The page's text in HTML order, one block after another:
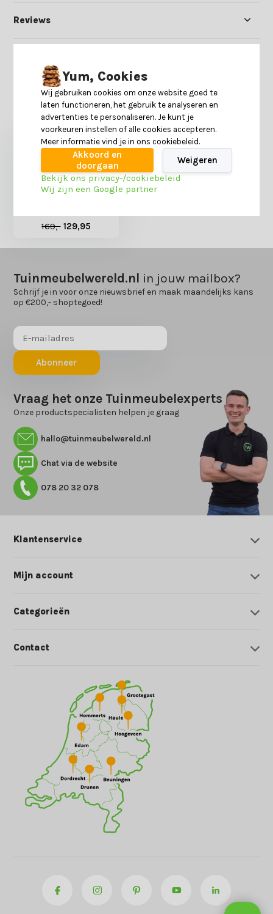
Reviews
Heb je nog interesse in deze recent bekeken
producten?
Loungesethoes platform
169,- 129,95
Tuinmeubelwereld.nl in jouw mailbox?
Schrijf je in voor onze nieuwsbrief en maak maandelijks kans
op €200,- shoptegoed!
Abonneer
Vraag het onze Tuinmeubelexperts
Onze productspecialisten helpen je graag
hallo@tuinmeubelwereld.nl
Chat via de website
078 20 32 078
Klantenservice
Mijn account
Categorieën
Contact
Yum, Cookies
Wij gebruiken cookies om onze website goed te
laten functioneren, het gebruik te analyseren en
advertenties te personaliseren. Je kunt je
voorkeuren instellen of alle cookies accepteren.
Meer informatie vind je in ons cookiebeleid.
Akkoord en
doorgaan
Weigeren
Bekijk ons privacy-/cookiebeleid
Wij zijn een Google partner